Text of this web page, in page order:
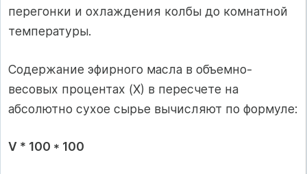
перегонки и охлаждения колбы до комнатной
температуры.
Содержание эфирного масла в объемно-
весовых процентах (Х) в пересчете на
абсолютно сухое сырье вычисляют по формуле:
V * 100 * 100